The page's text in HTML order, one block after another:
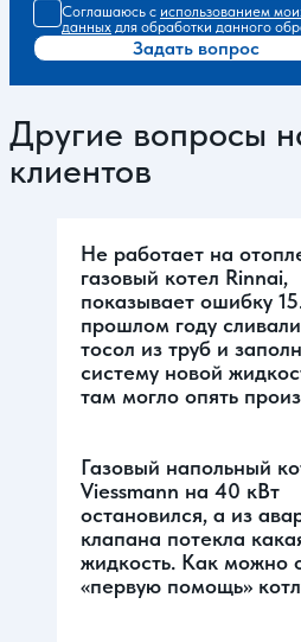
Соглашаюсь с использованием
данных для обработки данного
Задать вопрос
Другие вопросы
клиентов
Не работает на
газовый котел Rinnai,
показывает ошибку
прошлом году
тосол из труб и
систему новой
там могло опять
Газовый напольный
Viessmann на 40 кВт
остановился, а из
клапана потекла
жидкость. Как можно
«первую помощь»